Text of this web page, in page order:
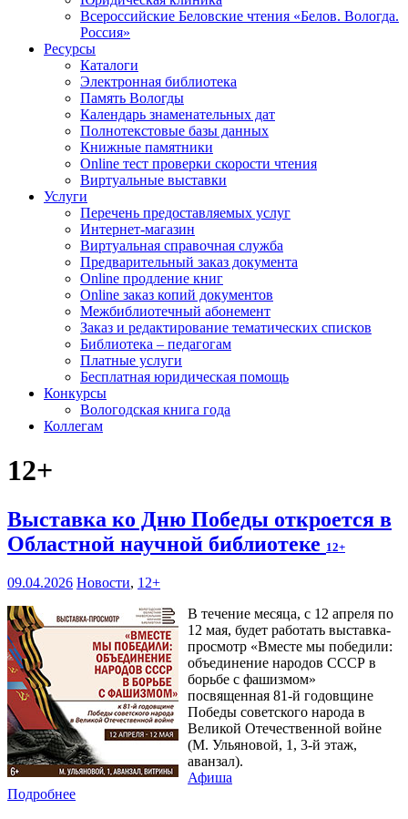
Всероссийские Беловские чтения «Белов. Вологда.
Россия»
Ресурсы
Каталоги
Электронная библиотека
Память Вологды
Календарь знаменательных дат
Полнотекстовые базы данных
Книжные памятники
Online тест проверки скорости чтения
Виртуальные выставки
Услуги
Перечень предоставляемых услуг
Интернет-магазин
Виртуальная справочная служба
Предварительный заказ документа
Online продление книг
Online заказ копий документов
Межбиблиотечный абонемент
Заказ и редактирование тематических списков
Библиотека – педагогам
Платные услуги
Бесплатная юридическая помощь
Конкурсы
Вологодская книга года
Коллегам
12+
Выставка ко Дню Победы откроется в
Областной научной библиотеке 12+
09.04.2026 Новости, 12+
В течение месяца, с 12 апреля по
12 мая, будет работать выставка-
просмотр «Вместе мы победили:
объединение народов СССР в
борьбе с фашизмом»
посвященная 81-й годовщине
Победы советского народа в
Великой Отечественной войне
(М. Ульяновой, 1, 3-й этаж,
аванзал).
Афиша
Подробнее